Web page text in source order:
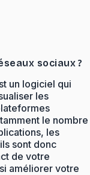
sociaux ?
un logiciel qui
les
le nombre
les
sont donc
de votre
améliorer votre